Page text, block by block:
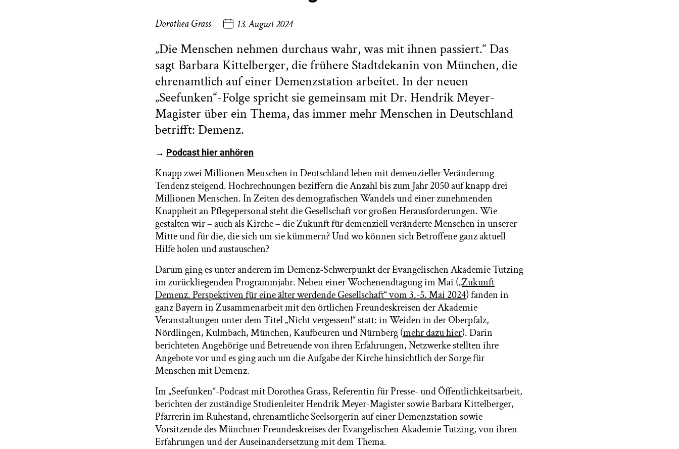
Dorothea Grass 13. August 2024
„Die Menschen nehmen durchaus wahr, was mit ihnen passiert.“ Das
sagt Barbara Kittelberger, die frühere Stadtdekanin von München, die
ehrenamtlich auf einer Demenzstation arbeitet. In der neuen
„Seefunken“-Folge spricht sie gemeinsam mit Dr. Hendrik Meyer-
Magister über ein Thema, das immer mehr Menschen in Deutschland
betrifft: Demenz.
→ Podcast hier anhören
Knapp zwei Millionen Menschen in Deutschland leben mit demenzieller Veränderung –
Tendenz steigend. Hochrechnungen beziffern die Anzahl bis zum Jahr 2050 auf knapp drei
Millionen Menschen. In Zeiten des demografischen Wandels und einer zunehmenden
Knappheit an Pflegepersonal steht die Gesellschaft vor großen Herausforderungen. Wie
gestalten wir – auch als Kirche – die Zukunft für demenziell veränderte Menschen in unserer
Mitte und für die, die sich um sie kümmern? Und wo können sich Betroffene ganz aktuell
Hilfe holen und austauschen?
Darum ging es unter anderem im Demenz-Schwerpunkt der Evangelischen Akademie Tutzing
im zurückliegenden Programmjahr. Neben einer Wochenendtagung im Mai („Zukunft
Demenz. Perspektiven für eine älter werdende Gesellschaft“ vom 3.-5. Mai 2024) fanden in
ganz Bayern in Zusammenarbeit mit den örtlichen Freundeskreisen der Akademie
Veranstaltungen unter dem Titel „Nicht vergessen!“ statt: in Weiden in der Oberpfalz,
Nördlingen, Kulmbach, München, Kaufbeuren und Nürnberg (mehr dazu hier). Darin
berichteten Angehörige und Betreuende von ihren Erfahrungen, Netzwerke stellten ihre
Angebote vor und es ging auch um die Aufgabe der Kirche hinsichtlich der Sorge für
Menschen mit Demenz.
Im „Seefunken“-Podcast mit Dorothea Grass, Referentin für Presse- und Öffentlichkeitsarbeit,
berichten der zuständige Studienleiter Hendrik Meyer-Magister sowie Barbara Kittelberger,
Pfarrerin im Ruhestand, ehrenamtliche Seelsorgerin auf einer Demenzstation sowie
Vorsitzende des Münchner Freundeskreises der Evangelischen Akademie Tutzing, von ihren
Erfahrungen und der Auseinandersetzung mit dem Thema.